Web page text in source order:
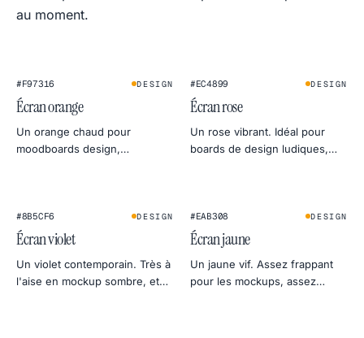
au moment.
#F97316 DESIGN
Écran orange
Un orange chaud pour
moodboards design,
#EC4899 DESIGN
Écran rose
Un rose vibrant. Idéal pour
boards de design ludiques,
#8B5CF6 DESIGN
Écran violet
Un violet contemporain. Très à
l'aise en mockup sombre, et
#EAB308 DESIGN
Écran jaune
Un jaune vif. Assez frappant
pour les mockups, assez